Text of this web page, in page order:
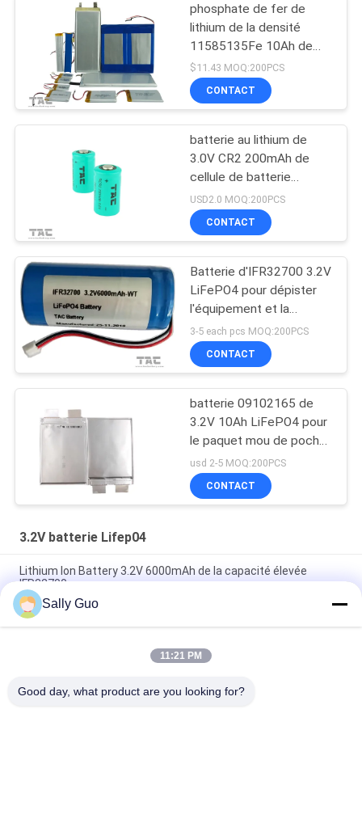
phosphate de fer de
lithium de la densité
11585135Fe 10Ah de
haute énergie de batterie
de 3.2V LifeP04
$11.43 MOQ:200PCS
CONTACT
batterie au lithium de
3.0V CR2 200mAh de
cellule de batterie
LiFePO4 pour le stylo
méridien
USD2.0 MOQ:200PCS
CONTACT
Batterie d'IFR32700 3.2V
LiFePO4 pour dépister
l'équipement et la
barrière électrique solaire
3-5 each pcs MOQ:200PCS
CONTACT
batterie 09102165 de
3.2V 10Ah LiFePO4 pour
le paquet mou de poche
de batterie de station de
charge
usd 2-5 MOQ:200PCS
CONTACT
3.2V batterie Lifep04
Lithium Ion Battery 3.2V 6000mAh de la capacité élevée
IFR32700
Paquet de batterie d'IFR32140 2S1P 6.4V 15AH 3.2V LiFePO4
pour solaire de clôture électrique actionné
batterie LPF42173205 de 113AH 3.2V LiFePO4 pour la cellule
Sally Guo
11:21 PM
Good day, what product are you looking for?